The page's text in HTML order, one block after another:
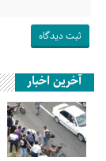
آخرین اخبار